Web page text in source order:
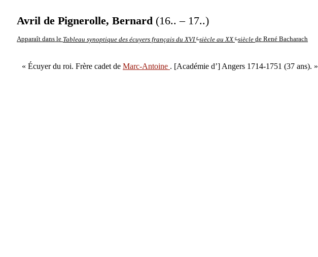
Avril de Pignerolle, Bernard (16.. – 17..)
Apparaît dans le Tableau synoptique des écuyers français du XVI e siècle au XX e siècle de René Bacharach
« Écuyer du roi. Frère cadet de Marc-Antoine . [Académie d’] Angers 1714-1751 (37 ans). »